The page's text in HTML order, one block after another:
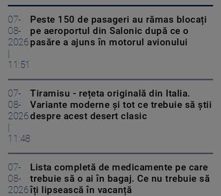
07-
08-
2026
11:51
Peste 150 de pasageri au rămas blocați
pe aeroportul din Salonic după ce o
pasăre a ajuns în motorul avionului
07-
08-
2026
11:48
Tiramisu - rețeta originală din Italia.
Variante moderne și tot ce trebuie să știi
despre acest desert clasic
07-
08-
2026
Lista completă de medicamente pe care
trebuie să o ai în bagaj. Ce nu trebuie să
îți lipsească în vacanță